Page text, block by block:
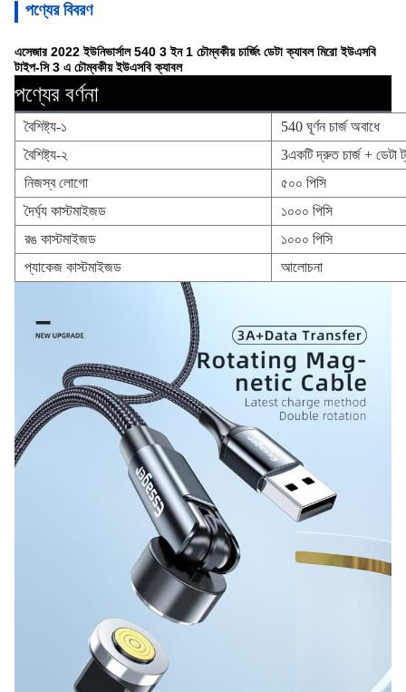
পণ্যের বিবরণ
এসেজার 2022 ইউনিভার্সাল 540 3 ইন 1 চৌম্বকীয় চার্জিং ডেটা ক্যাবল মিরো ইউএসবি
টাইপ-সি 3 এ চৌম্বকীয় ইউএসবি ক্যাবল
পণ্যের বর্ণনা
বৈশিষ্ট্য-১
540 ঘূর্ণন চার্জ অবাধে
বৈশিষ্ট্য-২
3একটি দ্রুত চার্জ + ডেটা
নিজস্ব লোগো
৫০০ পিসি
দৈর্ঘ্য কাস্টমাইজড
১০০০ পিসি
রঙ কাস্টমাইজড
১০০০ পিসি
প্যাকেজ কাস্টমাইজড
আলোচনা